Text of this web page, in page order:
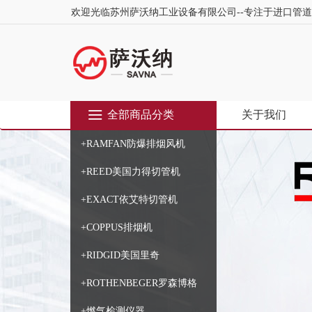
欢迎光临苏州萨沃纳工业设备有限公司--专注于进口管
全部商品分类
+RAMFAN防爆排烟风机
+REED美国力得切管机
+EXACT依艾特切管机
+COPPUS排烟机
+RIDGID美国里奇
+ROTHENBEGER罗森博格
关于我们